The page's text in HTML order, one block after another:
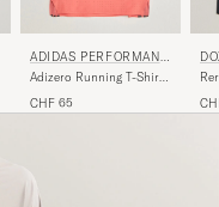
ADIDAS PERFORMANC
E
Adizero Running T-Shirt
CHF 65